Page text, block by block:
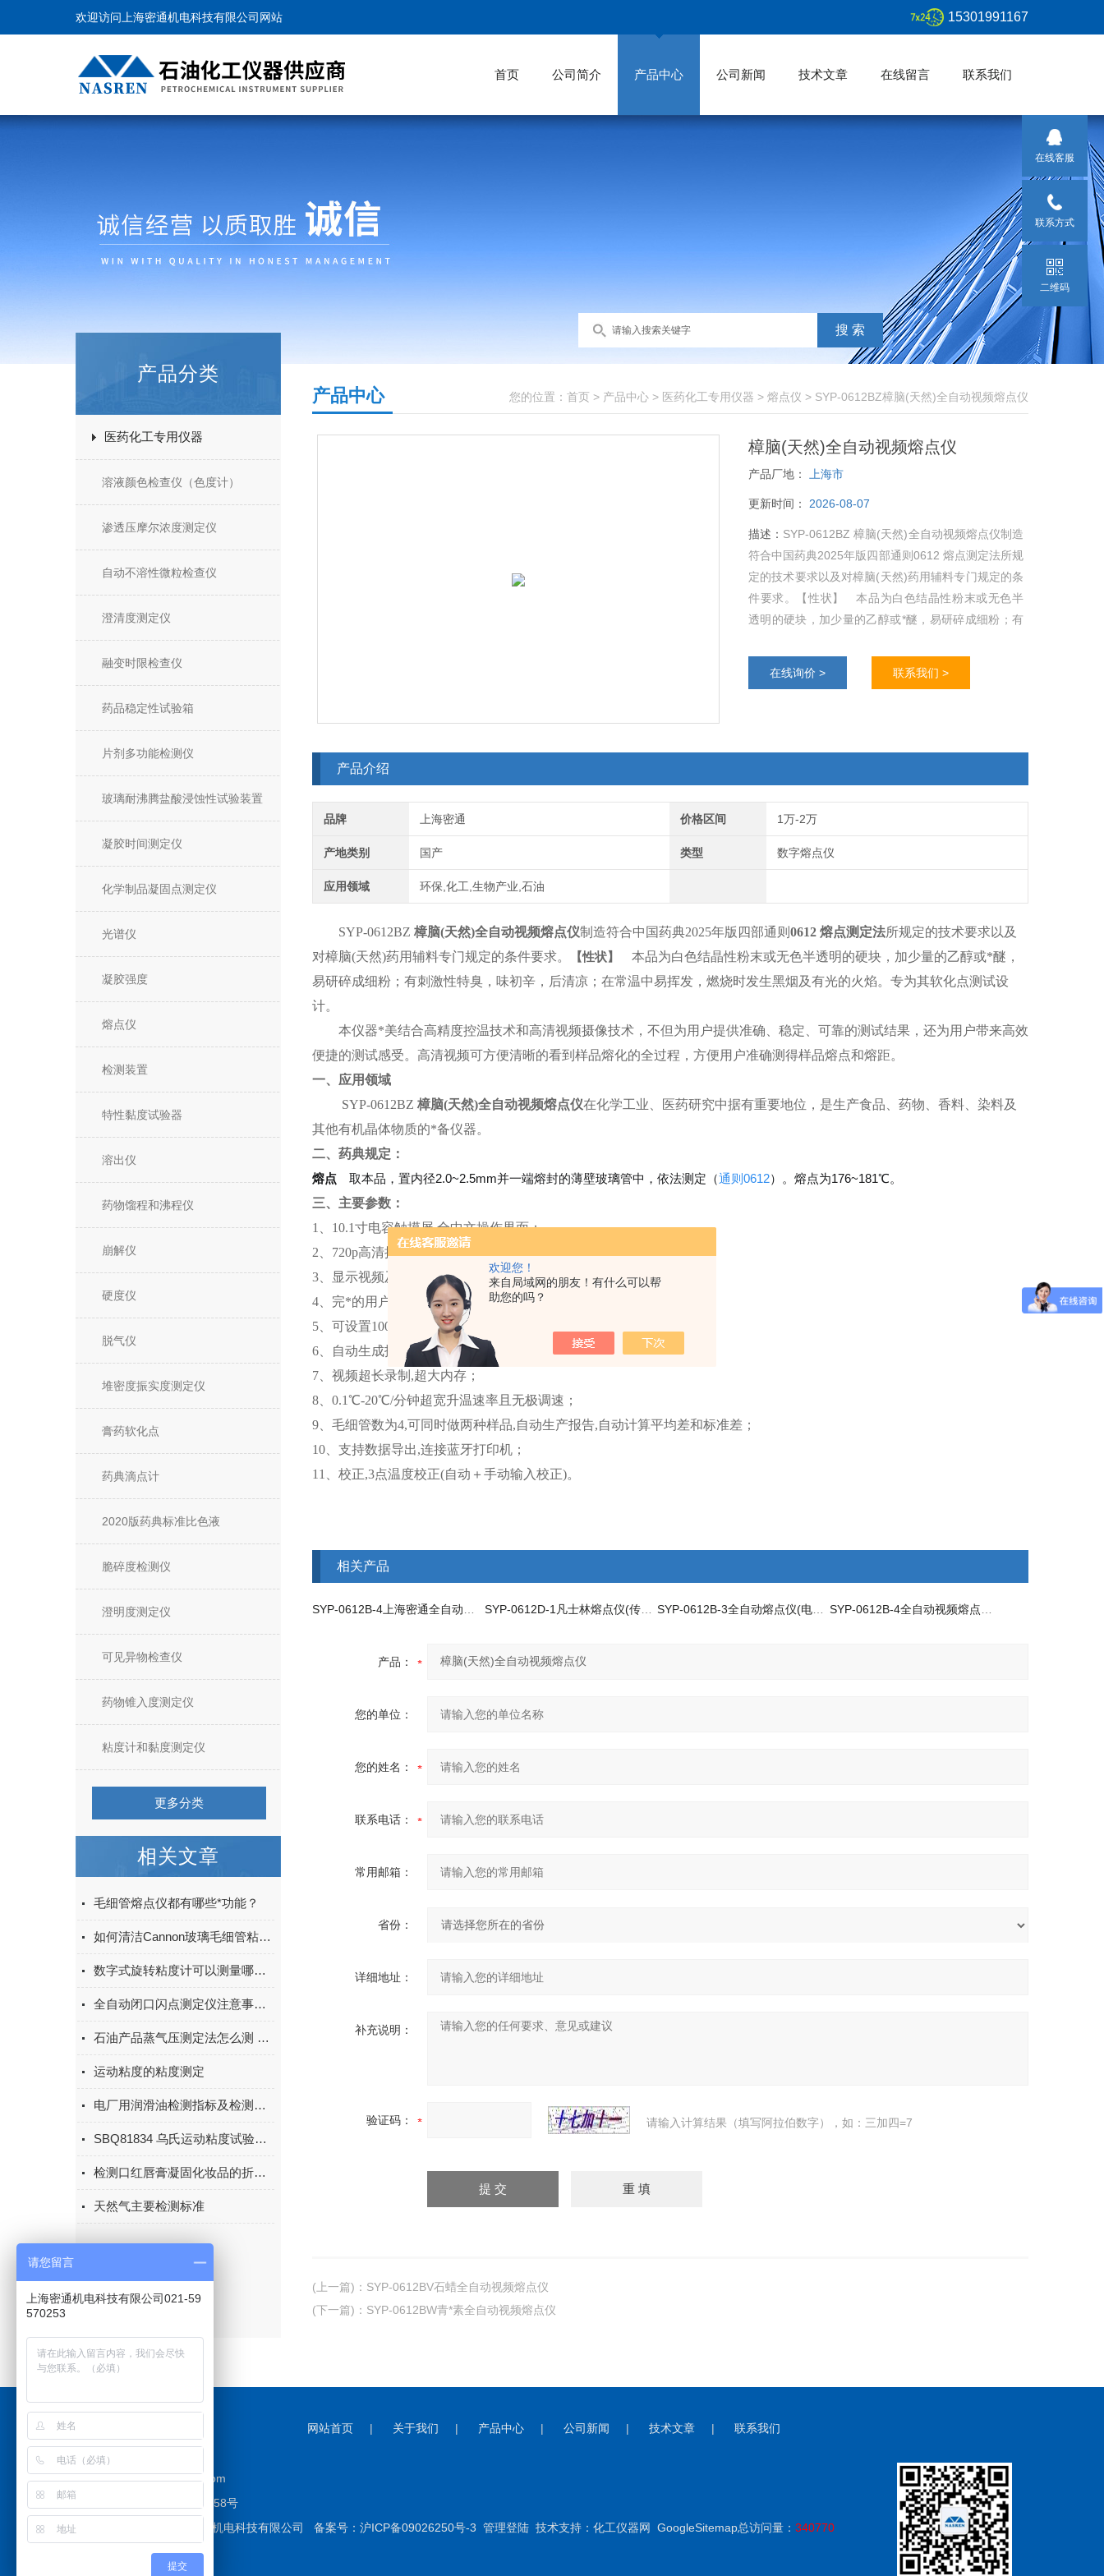
欢迎您！
来自局域网的朋友！有什么可以帮
助您的吗？
欢迎访问上海密通机电科技有限公司网站 15301991167
首页 公司简介 产品中心 公司新闻 技术文章 在线留言 联系我们
产品分类
医药化工专用仪器
溶液颜色检查仪（色度计）
渗透压摩尔浓度测定仪
自动不溶性微粒检查仪
澄清度测定仪
融变时限检查仪
药品稳定性试验箱
片剂多功能检测仪
玻璃耐沸腾盐酸浸蚀性试验装置
凝胶时间测定仪
化学制品凝固点测定仪
光谱仪
凝胶强度
熔点仪
检测装置
特性黏度试验器
溶出仪
药物馏程和沸程仪
崩解仪
硬度仪
脱气仪
堆密度振实度测定仪
膏药软化点
药典滴点计
2020版药典标准比色液
脆碎度检测仪
澄明度测定仪
可见异物检查仪
药物锥入度测定仪
粘度计和黏度测定仪
更多分类
相关文章
毛细管熔点仪都有哪些*功能？
如何清洁Cannon玻璃毛细管粘度计
数字式旋转粘度计可以测量哪些种类
全自动闭口闪点测定仪注意事项与故障排除和解决方法
石油产品蒸气压测定法怎么测 就用雷德法
运动粘度的粘度测定
电厂用润滑油检测指标及检测工具
SBQ81834 乌氏运动粘度试验器使用方法及注意事项
检测口红唇膏凝固化妆品的折断试验仪技术参数
天然气主要检测标准
您的位置： 首页 > 产品中心 > 医药化工专用仪器 > 熔点仪 > SYP-0612BZ樟脑(天然)全自动视频熔点仪
产品中心
樟脑(天然)全自动视频熔点仪
产品厂地： 上海市
更新时间： 2026-08-07
描述： SYP-0612BZ 樟脑(天然)全自动视频熔点仪制造
符合中国药典2025年版四部通则0612 熔点测定法所规
定的技术要求以及对樟脑(天然)药用辅料专门规定的条
件要求。【性状】 本品为白色结晶性粉末或无色半
透明的硬块，加少量的乙醇或*醚，易研碎成细粉；有
在线询价 > 联系我们 >
产品介绍
品牌 上海密通 价格区间 1万-2万
产地类别 国产 类型 数字熔点仪
应用领域 环保,化工,生物产业,石油
SYP-0612BZ 樟脑(天然)全自动视频熔点仪制造符合中国药典2025年版四部通则 0612 熔点测定法所规定的技术要求以及
对樟脑(天然)药用辅料专门规定的条件要求。
【性状】 本品为白色结晶性粉末或无色半透明的硬块，加少量的乙醇或*醚，
易研碎成细粉；有刺激性特臭，味初辛，后清凉；在常温中易挥发，燃烧时发生黑烟及有光的火焰。 专为其软化点测试设
计。
本仪器*美结合高精度控温技术和高清视频摄像技术，不但为用户提供准确、稳定、可靠的测试结果，还为用户带来高效
便捷的测试感受。高清视频可方便清晰的看到样品熔化的全过程，方便用户准确测得样品熔点和熔距。
一、应用领域
SYP-0612BZ 樟脑(天然)全自动视频熔点仪在化学工业、医药研究中据有重要地位，是生产食品、药物、香料、染料及
其他有机晶体物质的*备仪器。
二、药典规定：
熔点 取本品，置内径2.0~2.5mm并一端熔封的薄壁玻璃管中，依法测定（通则0612）。熔点为176~181℃。
三、主要参数 ：
1
10.1寸电容触摸屏,全中文操作界面；
2
720p高清摄像头,实时观察样品融化细节
3
显示视频及曲线,包括视频回放；
4
完*的用户管理,管理员可添加.删除.授权.及锁定用户
5
可设置100种实验参数满足客户不同需求
6
自动生成报告,导出PDF格式,内容全面
；
7
视频超长录制,超大内存 ；
8
0.1℃-20℃/分钟超宽升温速率且无极调速 ；
9
毛细管数为4,可同时做两种样品,自动生产报告,自动计算平均差和标准差 ；
10
支持数据导出,连接蓝牙打印机 ；
11
校正,3点温度校正(自动＋手动输入校正)。
相关产品
产品：
您的单位：
您的姓名：
联系电话：
常用邮箱：
省份：
详细地址：
补充说明：
验证码： 请输入计算结果（填写阿拉伯数字），如：三加四=7
(上一篇) ： SYP-0612BV石蜡全自动视频熔点仪
(下一篇) ： SYP-0612BW青*素全自动视频熔点仪
网站首页 | 关于我们 | 产品中心 | 公司新闻 | 技术文章 | 联系我们
邮箱：3036384897@qq.com
地址：上海市宝山区三阳路58号
版权所有 © 2026 上海密通机电科技有限公司 备案号：沪ICP备09026250号-3 管理登陆 技术支持： 化工仪器网 GoogleSitemap总访问量： 340770
在线客服
联系方式
二维码
请您留言
上海密通机电科技有限公司021-59
570253
提交